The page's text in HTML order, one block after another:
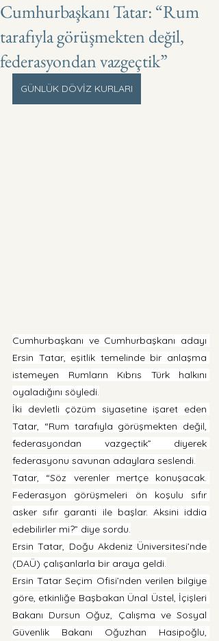
Cumhurbaşkanı Tatar: “Rum
tarafıyla görüşmekten değil,
federasyondan vazgeçtik”
GÜNLÜK DÖVİZ KURLARI
Cumhurbaşkanı ve Cumhurbaşkanı adayı
Ersin Tatar, eşitlik temelinde bir anlaşma
istemeyen Rumların Kıbrıs Türk halkını
oyaladığını söyledi.
İki devletli çözüm siyasetine işaret eden
Tatar, “Rum tarafıyla görüşmekten değil,
federasyondan vazgeçtik” diyerek
federasyonu savunan adaylara seslendi.
Tatar, “Söz verenler mertçe konuşacak.
Federasyon görüşmeleri ön koşulu sıfır
asker sıfır garanti ile başlar. Aksini iddia
edebilirler mi?” diye sordu.
Ersin Tatar, Doğu Akdeniz Üniversitesi’nde
(DAÜ) çalışanlarla bir araya geldi.
Ersin Tatar Seçim Ofisi’nden verilen bilgiye
göre, etkinliğe Başbakan Ünal Üstel, İçişleri
Bakanı Dursun Oğuz, Çalışma ve Sosyal
Güvenlik Bakanı Oğuzhan Hasipoğlu,